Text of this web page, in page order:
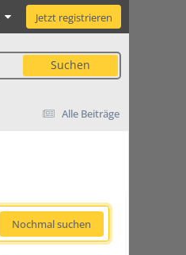
Jetzt registrieren
Suchen
Alle Beiträge
Nochmal suchen